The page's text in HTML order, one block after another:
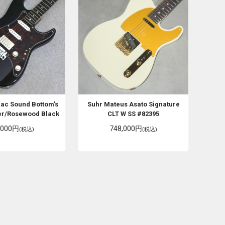
Sound Bottom's
Rosewood Black
円(税込)
Suhr Mateus Asato Signature
CLT W SS #82395
748,000円(税込)